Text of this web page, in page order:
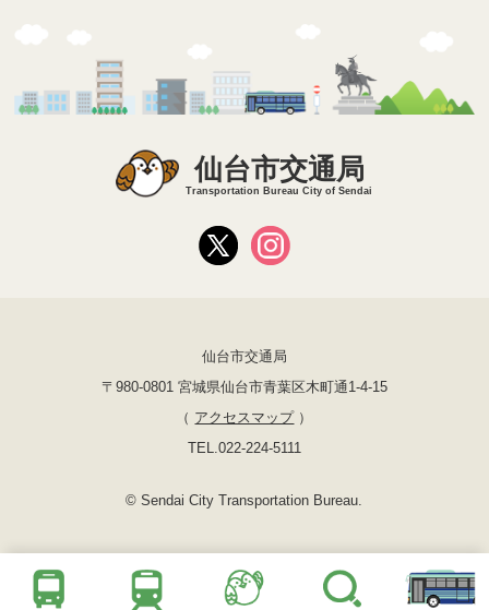
仙台市交通局
Transportation Bureau City of Sendai
仙台市交通局
〒980-0801 宮城県仙台市青葉区木町通1-4-15
（ アクセスマップ）
TEL.022-224-5111
© Sendai City Transportation Bureau.